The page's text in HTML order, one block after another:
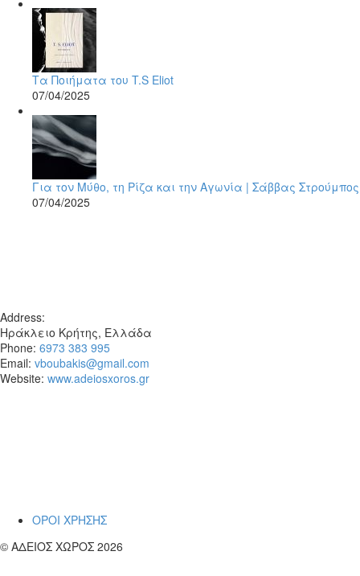
Τα Ποιήματα του T.S Eliot
07/04/2025
Για τον Μύθο, τη Ρίζα και την Αγωνία | Σάββας Στρούμπος
07/04/2025
Address:
Ηράκλειο Κρήτης, Ελλάδα
Phone: 6973 383 995
Email: vboubakis@gmail.com
Website: www.adeiosxoros.gr
ΟΡΟΙ ΧΡΗΣΗΣ
© ΑΔΕΙΟΣ ΧΩΡΟΣ 2026